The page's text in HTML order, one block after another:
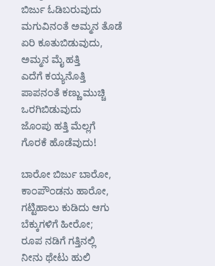
ಬಿರ್ಜು ಓಡಿಬರುವುದು
ಮಗುವಿನಂತೆ ಅಮ್ಮನ ತೊಡೆ
ಏರಿ ಕೂತುಬಿಡುವುದು,
ಅಮ್ಮನ ಮೈ ಹತ್ತಿ
ಎದೆಗೆ ಕಯ್ಯನೊತ್ತಿ
ಪಾಪನಂತೆ ಕಣ್ಣು ಮುಚ್ಚಿ
ಒರಗಿಬಿಡುವುದು
ಜೊಂಪು ಹತ್ತಿ ಮೆಲ್ಲಗೆ
ಗೊರಕೆ ಹೊಡೆವುದು!
ಬಾರೋ ಬಿರ್ಜು ಬಾರೋ,
ಕಾಂಪೌಂಡನು ಹಾರೋ,
ಗಟ್ಟಿಹಾಲು ಕುಡಿದು ಆಗು
ಬೆಕ್ಕುಗಳಿಗೆ ಹೀರೋ;
ರೂಪ ನಡಿಗೆ ಗತ್ತಿನಲ್ಲಿ
ನೀನು ಥೇಟು ಹುಲಿ